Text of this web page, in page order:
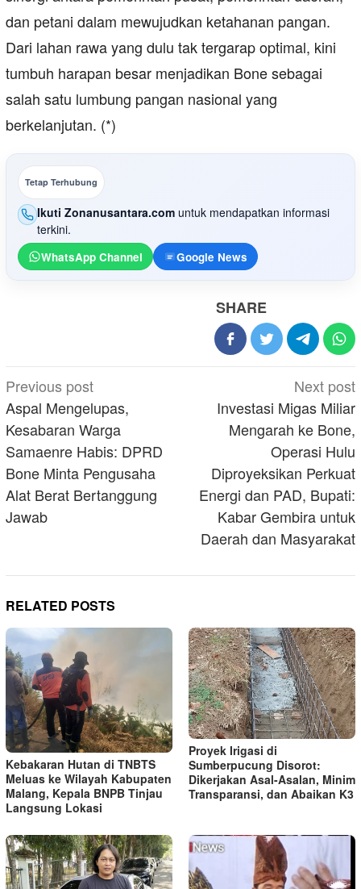
dan petani dalam mewujudkan ketahanan pangan.
Dari lahan rawa yang dulu tak tergarap optimal, kini
tumbuh harapan besar menjadikan Bone sebagai
salah satu lumbung pangan nasional yang
berkelanjutan. (*)
Tetap Terhubung
Ikuti Zonanusantara.com untuk mendapatkan informasi
terkini.
WhatsApp Channel Google News
SHARE
Post
navigation
Previous post
Aspal Mengelupas,
Kesabaran Warga
Samaenre Habis: DPRD
Bone Minta Pengusaha
Alat Berat Bertanggung
Jawab
Next post
Investasi Migas Miliar
Mengarah ke Bone,
Operasi Hulu
Diproyeksikan Perkuat
Energi dan PAD, Bupati:
Kabar Gembira untuk
Daerah dan Masyarakat
RELATED POSTS
Kebakaran Hutan di TNBTS
Meluas ke Wilayah Kabupaten
Malang, Kepala BNPB Tinjau
Langsung Lokasi
Proyek Irigasi di
Sumberpucung Disorot:
Dikerjakan Asal-Asalan, Minim
Transparansi, dan Abaikan K3